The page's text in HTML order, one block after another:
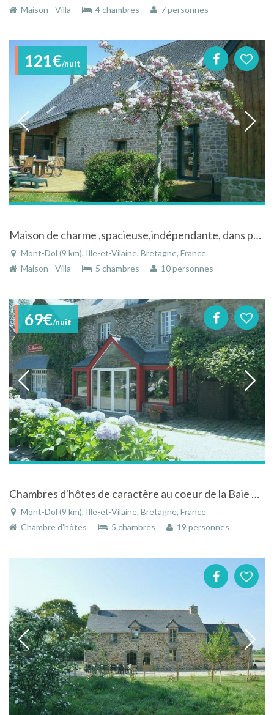
Maison - Villa 4 chambres 7 personnes
121€/nuit
Maison de charme ,spacieuse,indépendante, dans parc arboré, près de la mer en Bretagne
Mont-Dol (9 km), Ille-et-Vilaine, Bretagne, France
Maison - Villa
5 chambres 10 personnes
69€/nuit
Chambres d'hôtes de caractère au coeur de la Baie du Mont-St-Michel
Mont-Dol (9 km), Ille-et-Vilaine, Bretagne, France
Chambre d'hôtes
5 chambres 19 personnes